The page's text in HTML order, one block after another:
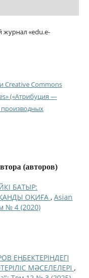
журнал «edu.e-
Creative Commons
(«Атрибуция —
(авторов)
БАТЫР:
ОҚИҒА , Asian
№ 4 (2020)
ЕҢБЕКТЕРІНДЕГІ
МӘСЕЛЕЛЕРІ ,